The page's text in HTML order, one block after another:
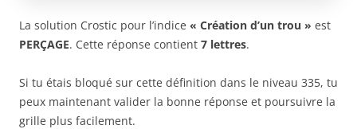
La solution Crostic pour l’indice « Création d’un trou » est
PERÇAGE. Cette réponse contient 7 lettres.
Si tu étais bloqué sur cette définition dans le niveau 335, tu
peux maintenant valider la bonne réponse et poursuivre la
grille plus facilement.